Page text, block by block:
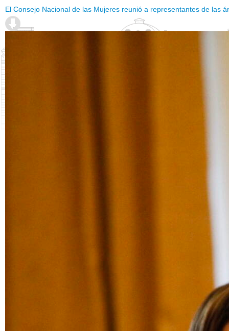
El Consejo Nacional de las Mujeres reunió a representantes de las